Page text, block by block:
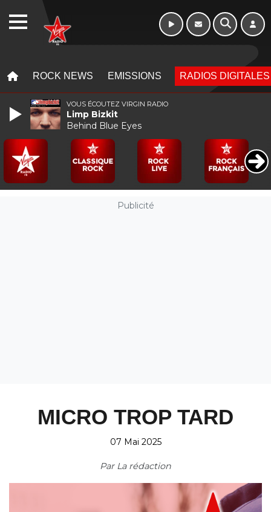
ROCK NEWS EMISSIONS RADIOS DIGITALES
Publicité
MICRO TROP TARD
07 Mai 2025
Par La rédaction
VOUS ÉCOUTEZ VIRGIN RADIO
Limp Bizkit
Behind Blue Eyes
WEBRADIO Week-end de 06h
à 12h